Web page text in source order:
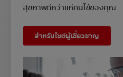
สุขภาพดีกว่าแก่คนไข้ของคุณ
สำหรับไซต์ผู้เชี่ยวชาญ